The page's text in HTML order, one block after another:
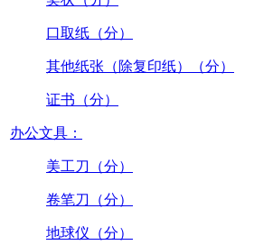
口取纸（分）
其他纸张（除复印纸）（分）
证书（分）
办公文具：
美工刀（分）
卷笔刀（分）
地球仪（分）